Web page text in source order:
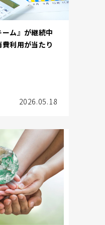
ーム』が継続中
利用が当たり
2026.05.18